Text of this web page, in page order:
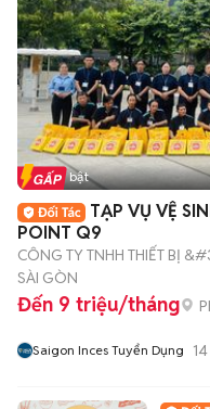
Tin nổi bật
TẠP VỤ VỆ
POINT Q9
CÔNG TY TNHH THIẾT BỊ
SÀI GÒN
Đến 9 triệu/tháng
Saigon Inces Tuyển Dụng 14